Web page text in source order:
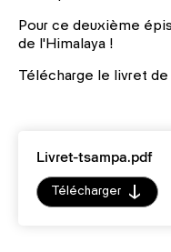
Pour ce deuxième
de l'Himalaya !
Télécharge le livret
Livret-tsampa.pdf
Télécharger